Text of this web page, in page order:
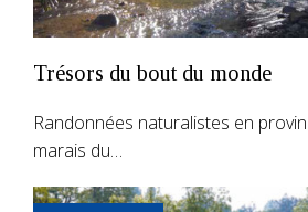
Trésors du bout du monde
Randonnées naturalistes en
marais du…